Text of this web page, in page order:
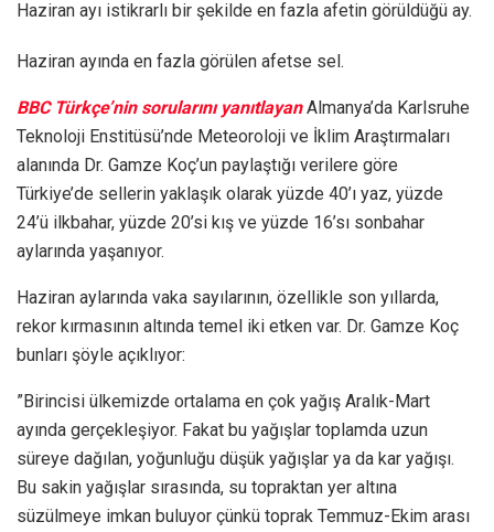
Haziran ayı istikrarlı bir şekilde en fazla afetin görüldüğü ay.
Haziran ayında en fazla görülen afetse sel.
BBC Türkçe’nin sorularını yanıtlayanAlmanya’da Karlsruhe
Teknoloji Enstitüsü’nde Meteoroloji ve İklim Araştırmaları
alanında Dr. Gamze Koç’un paylaştığı verilere göre
Türkiye’de sellerin yaklaşık olarak yüzde 40’ı yaz, yüzde
24’ü ilkbahar, yüzde 20’si kış ve yüzde 16’sı sonbahar
aylarında yaşanıyor.
Haziran aylarında vaka sayılarının, özellikle son yıllarda,
rekor kırmasının altında temel iki etken var. Dr. Gamze Koç
bunları şöyle açıklıyor:
”Birincisi ülkemizde ortalama en çok yağış Aralık-Mart
ayında gerçekleşiyor. Fakat bu yağışlar toplamda uzun
süreye dağılan, yoğunluğu düşük yağışlar ya da kar yağışı.
Bu sakin yağışlar sırasında, su topraktan yer altına
süzülmeye imkan buluyor çünkü toprak Temmuz-Ekim arası